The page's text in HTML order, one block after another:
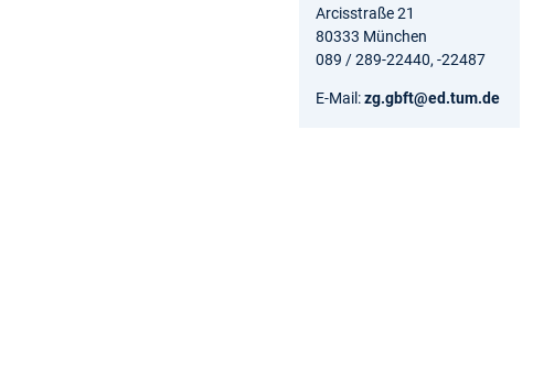
Arcisstraße 21
80333 München
089 / 289-22440, -22487
E-Mail:zg.gbft@ed.tum.de